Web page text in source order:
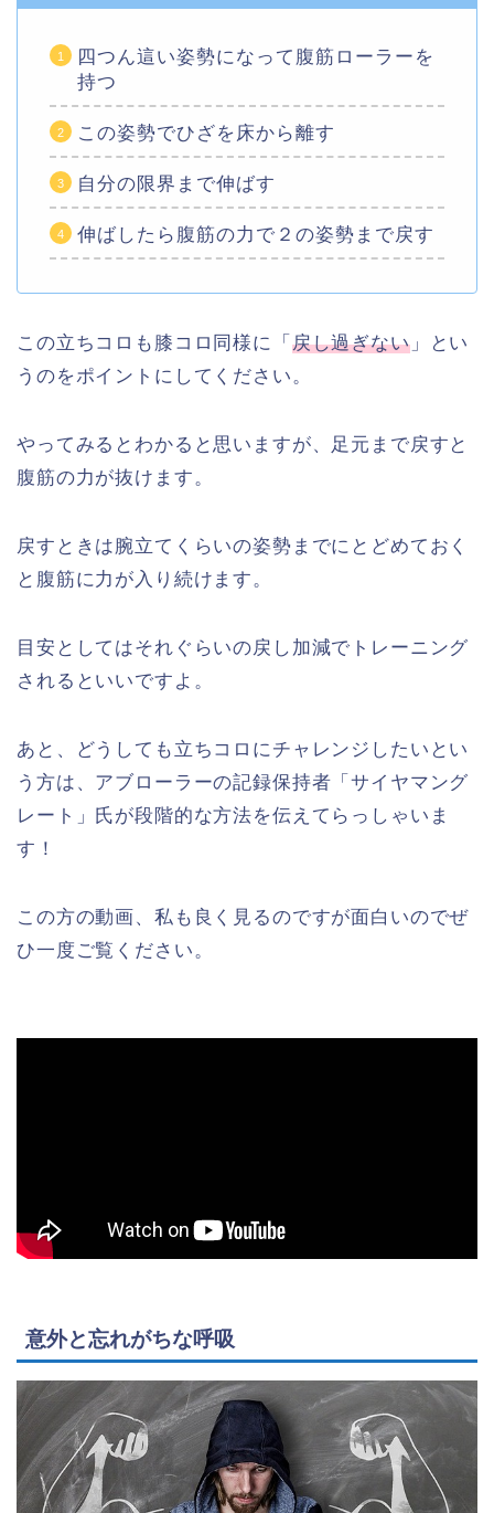
四つん這い姿勢になって腹筋ローラーを
持つ
この姿勢でひざを床から離す
自分の限界まで伸ばす
伸ばしたら腹筋の力で２の姿勢まで戻す
この立ちコロも膝コロ同様に「 戻し過ぎない」とい
うのをポイントにしてください。
やってみるとわかると思いますが、足元まで戻すと
腹筋の力が抜けます。
戻すときは腕立てくらいの姿勢までにとどめておく
と腹筋に力が入り続けます。
目安としてはそれぐらいの戻し加減でトレーニング
されるといいですよ。
あと、どうしても立ちコロにチャレンジしたいとい
う方は、アブローラーの記録保持者「サイヤマング
レート」氏が段階的な方法を伝えてらっしゃいま
す！
この方の動画、私も良く見るのですが面白いのでぜ
ひ一度ご覧ください。
意外と忘れがちな呼吸